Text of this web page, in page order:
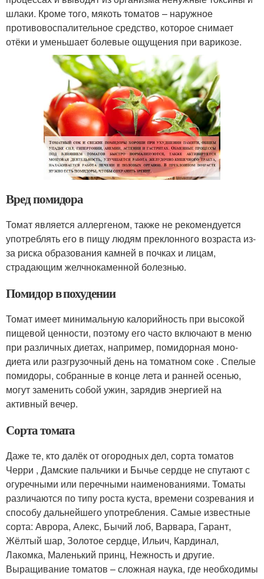
шлаки. Кроме того, мякоть томатов – наружное
противовоспалительное средство, которое снимает
отёки и уменьшает болевые ощущения при варикозе.
Вред помидора
Томат является аллергеном, также не рекомендуется
употреблять его в пищу людям преклонного возраста из-
за риска образования камней в почках и лицам,
страдающим желчнокаменной болезнью.
Помидор в похудении
Томат имеет минимальную калорийность при высокой
пищевой ценности, поэтому его часто включают в меню
при различных диетах, например, помидорная моно-
диета или разгрузочный день на томатном соке . Спелые
помидоры, собранные в конце лета и ранней осенью,
могут заменить собой ужин, зарядив энергией на
активный вечер.
Сорта томата
Даже те, кто далёк от огородных дел, сорта томатов
Черри , Дамские пальчики и Бычье сердце не спутают с
огуречными или перечными наименованиями. Томаты
различаются по типу роста куста, времени созревания и
способу дальнейшего употребления. Самые известные
сорта: Аврора, Алекс, Бычий лоб, Варвара, Гарант,
Жёлтый шар, Золотое сердце, Ильич, Кардинал,
Лакомка, Маленький принц, Нежность и другие.
Выращивание томатов – сложная наука, где необходимы